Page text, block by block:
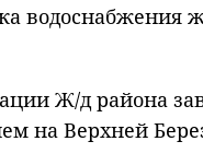
водоснабжения
Ж/д района
на Верхней